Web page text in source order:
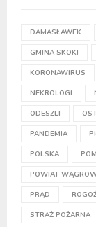
DAMASŁAWEK
GMINA SKOKI
KORONAWIRUS
NEKROLOGI
ODESZLI
PANDEMIA
POLSKA
POWIAT
PRĄD
STRAŻ POŻARNA